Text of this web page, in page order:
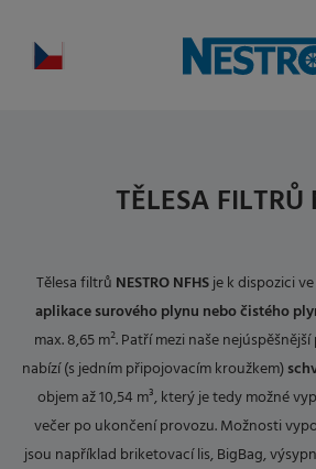
TĚLESA FILTRŮ
Tělesa filtrů NESTRO NFHSje k dispozici
aplikace surového plynu nebo čistého
max. 8,65 m². Patří mezi naše
nabízí (s jedním připojovacím kroužkem)
objem až 10,54 m³, který je tedy možné
večer po ukončení provozu. Možnosti
jsou například briketovací lis, BigBag,